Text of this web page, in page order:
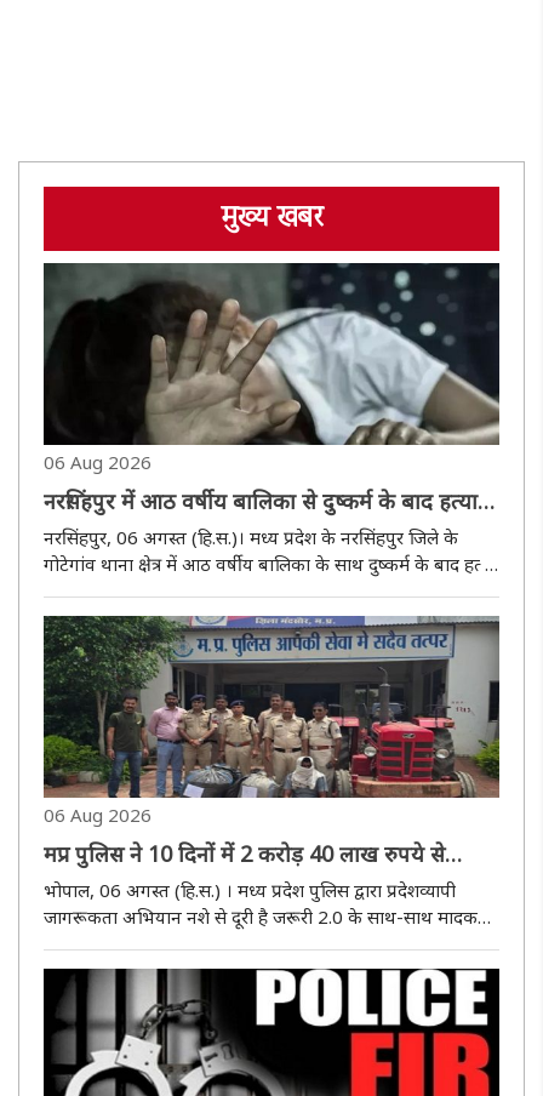
मुख्य खबर
06 Aug 2026
नरसिंहपुर में आठ वर्षीय बालिका से दुष्कर्म के बाद हत्या,
रातभर चले अभियान के बाद आरोपी गिरफ्तार
नरसिंहपुर, 06 अगस्त (हि.स.)। मध्य प्रदेश के नरसिंहपुर जिले के
गोटेगांव थाना क्षेत्र में आठ वर्षीय बालिका के साथ दुष्कर्म के बाद हत्या
अभियान चलाकर रातभर तलाश की और गुरूवार को आरोपित को ..
06 Aug 2026
मप्र पुलिस ने 10 दिनों में 2 करोड़ 40 लाख रुपये से
अधिक के मादक पदार्थ और अन्य संपत्ति की जब्त
भोपाल, 06 अगस्त (हि.स.) । मध्य प्रदेश पुलिस द्वारा प्रदेशव्यापी
जागरूकता अभियान नशे से दूरी है जरूरी 2.0 के साथ-साथ मादक
कार्यवाहियां की जा रहीं हैं। इसी क्रम में विगत10 दिनों के दौरान..